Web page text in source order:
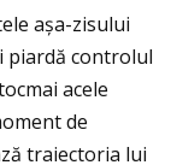
așa-zisului
piardă controlul
acele
de
traiectoria lui